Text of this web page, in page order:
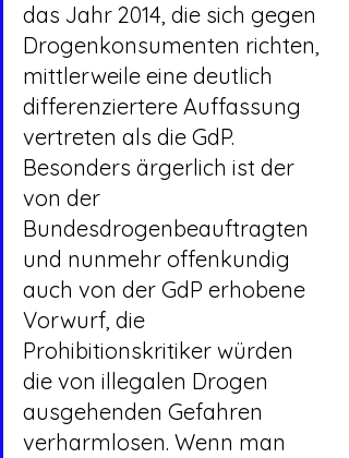
das Jahr 2014, die sich gegen
Drogenkonsumenten richten,
mittlerweile eine deutlich
differenziertere Auffassung
vertreten als die GdP.
Besonders ärgerlich ist der
von der
Bundesdrogenbeauftragten
und nunmehr offenkundig
auch von der GdP erhobene
Vorwurf, die
Prohibitionskritiker würden
die von illegalen Drogen
ausgehenden Gefahren
verharmlosen. Wenn man